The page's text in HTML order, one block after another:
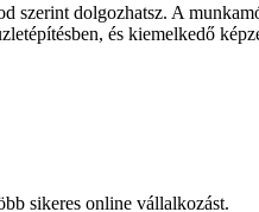
szerint dolgozhatsz. A
és kiemelkedő
sikeres online vállalkozást.